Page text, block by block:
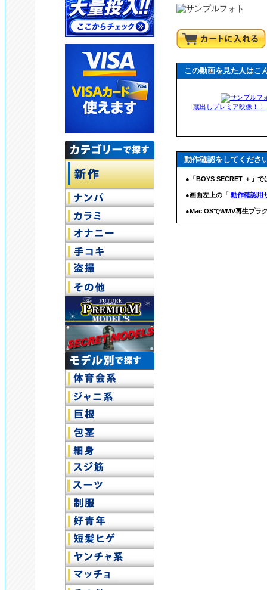
この動画を見た人はこ
蔵出しプレミア映像！！
動作確認をしてくださ
●「BOYS SECRET ＋」で
●画面左上の「 動作確認用
●Mac OSでWMV再生プラ